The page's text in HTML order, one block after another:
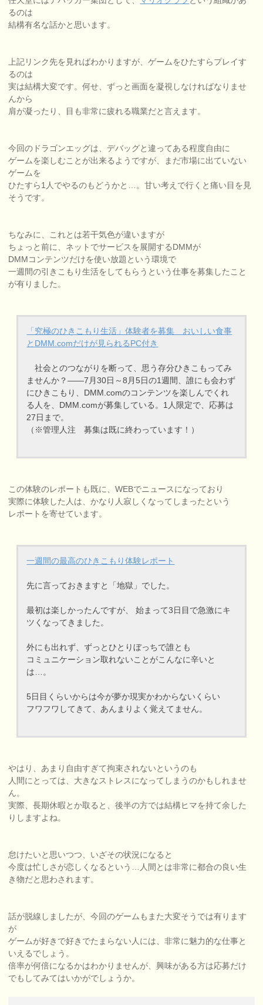
るのは
結構有名な話かと思います。
上記リンク先を見ればわかりますが、ゲームをひたすらプレイす
るのは
実は結構大変です。何せ、ずっと画面を凝視しなければなりませ
んから
肩が凝ったり、目も非常に疲れる職業だと言えます。
今回のドラゴンエッグは、デバッグと違ってある程度自由に
ゲームを楽しむことが出来るようですが、まだ市場に出ていない
ゲームを
ひたすら1人でやるのもどうかと…。甘い考えで行くと痛い目を見
そうです。
ちなみに、これとは若干気色が違いますが
ちょっと前に、ネットでサービスを展開するDMMが
DMMコンテンツだけを使い放題という環境で
一週間の引きこもり生活をしてもらうという仕事を募集したこと
が有りました。
「究極のひきこもり生活」体験者を募集 おいしい食事
とDMM.comだけが見られるPC付き
社会とのつながりを断って、思う存分ひきこもってみ
ませんか？――7月30日～8月5日の1週間、誰にも会わず
にひきこもり、DMM.comのコンテンツを楽しんでくれ
る人を、DMM.comが募集している。1人限定で、応募は
27日まで。
（※管理人注 募集は既に終わっています！）
この体験のレポートも既に、WEBでニュースになっており
実際に体験した人は、かなり人寂しくなってしまったという
レポートを寄せています。
一週間の最高のひきこもり体験レポート
先に言っておきますと「地獄」でした。
最初は楽しかったんですが、 始まって3日目で急激にキ
ツくなってきました。
外にも出れず、ずっとひとりぼっちで誰とも
コミュニケーション取れないことがこんなに辛いと
は…。
5日目くらいからは今が夢か現実かわからないくらい
フワフワしてきて、あんまりよく覚えてません。
やはり、あまり自由すぎて拘束されないというのも
人間にとっては、大きなストレスになってしまうのかもしれませ
ん。
実際、長期休暇とか取ると、後半の方では結構ヒマを持て余した
りしますよね。
怠けたいと思いつつ、いざその状況になると
今度は忙しさが恋しくなるという…人間とは非常に都合の良い生
き物だと思わされます。
話が脱線しましたが、今回のゲームもまた大変そうでは有ります
が
ゲームが好きで好きでたまらない人には、非常に魅力的な仕事と
いえるでしょう。
倍率が何倍になるかはわかりませんが、興味がある方は応募だけ
でもしてみてはいかがでしょうか。